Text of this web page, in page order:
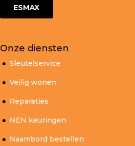
ESMAX
Onze diensten
Sleutelservice
Veilig wonen
Reparaties
NEN keuringen
Naambord bestellen